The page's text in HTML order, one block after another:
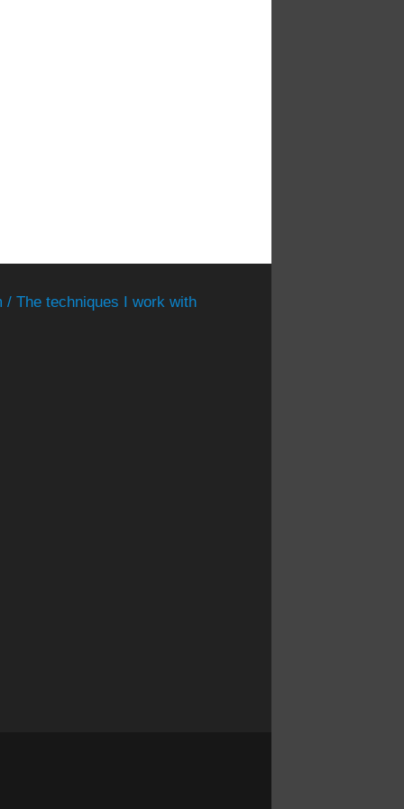
/ The techniques I work with